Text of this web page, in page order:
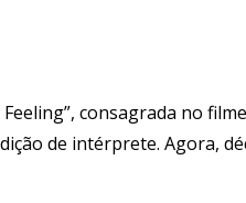
consagrada no
de intérprete. Agora,